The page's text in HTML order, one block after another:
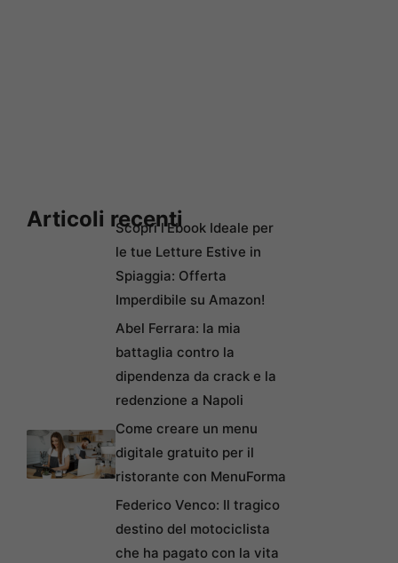
Articoli recentiScopri l’Ebook Ideale per
le tue Letture Estive in
Spiaggia: Offerta
Imperdibile su Amazon!
Abel Ferrara: la mia
battaglia contro la
dipendenza da crack e la
redenzione a Napoli
Come creare un menu
digitale gratuito per il
ristorante con MenuForma
Federico Venco: Il tragico
destino del motociclista
che ha pagato con la vita